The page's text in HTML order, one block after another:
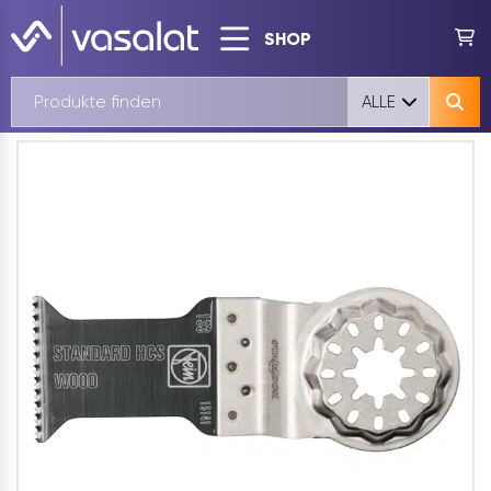
SHOP
ALLE